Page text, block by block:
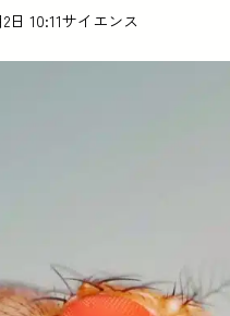
日 10:11サイエンス